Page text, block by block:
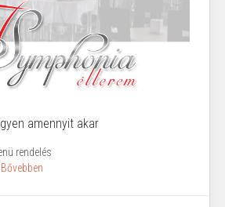
amennyit akar
rendelés
Bővebben